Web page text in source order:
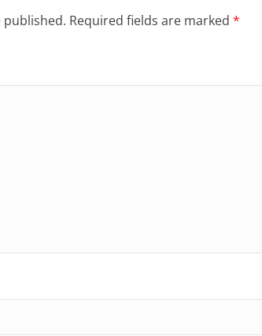
published. Required fields are marked *